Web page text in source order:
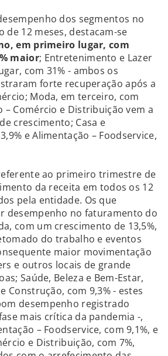
dos segmentos no
de 12 meses, destacam-se
em primeiro lugar, com
maior; Entretenimento e Lazer
com 31% - ambos os
forte recuperação após a
Moda, em terceiro, com
– Comércio e Distribuição vem a
crescimento; Casa e
e Alimentação – Foodservice,
ao primeiro trimestre de
da receita em todos os 12
pela entidade. Os que
desempenho no faturamento do
com um crescimento de 13,5%,
do trabalho e eventos
maior movimentação
e outros locais de grande
Saúde, Beleza e Bem-Estar,
Construção, com 9,3% - estes
desempenho registrado
mais crítica da pandemia -,
– Foodservice, com 9,1%, e
e Distribuição, com 7%,